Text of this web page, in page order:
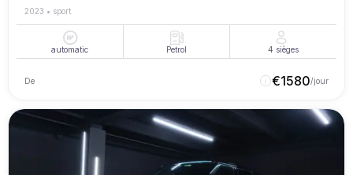
2023 • sport
automatic Petrol 4 sièges
De €1580/jour